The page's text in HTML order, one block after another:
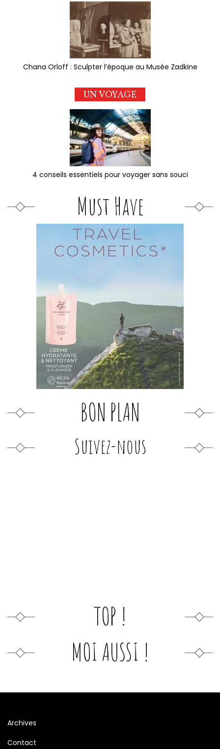
Chana Orloff : Sculpter l’époque au Musée Zadkine
UN VOYAGE
4 conseils essentiels pour voyager sans souci
Must Have
BON PLAN
Suivez-nous
TOP !
MOI AUSSI !
Archives
Contact